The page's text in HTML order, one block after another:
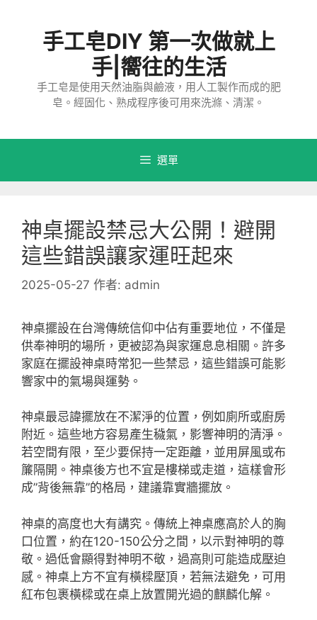
手工皂DIY 第一次做就上
手|嚮往的生活
手工皂是使用天然油脂與鹼液，用人工製作而成的肥
皂。經固化、熟成程序後可用來洗滌、清潔。
選單
神桌擺設禁忌大公開！避開
這些錯誤讓家運旺起來
2025-05-27 作者: admin
神桌擺設在台灣傳統信仰中佔有重要地位，不僅是
供奉神明的場所，更被認為與家運息息相關。許多
家庭在擺設神桌時常犯一些禁忌，這些錯誤可能影
響家中的氣場與運勢。
神桌最忌諱擺放在不潔淨的位置，例如廁所或廚房
附近。這些地方容易產生穢氣，影響神明的清淨。
若空間有限，至少要保持一定距離，並用屏風或布
簾隔開。神桌後方也不宜是樓梯或走道，這樣會形
成”背後無靠”的格局，建議靠實牆擺放。
神桌的高度也大有講究。傳統上神桌應高於人的胸
口位置，約在120-150公分之間，以示對神明的尊
敬。過低會顯得對神明不敬，過高則可能造成壓迫
感。神桌上方不宜有橫樑壓頂，若無法避免，可用
紅布包裹橫樑或在桌上放置開光過的麒麟化解。